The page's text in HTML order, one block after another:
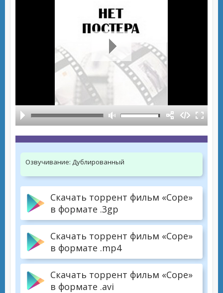
Озвучивание: Дублированный
Скачать торрент фильм «Cope»
в формате .3gp
Скачать торрент фильм «Cope»
в формате .mp4
Скачать торрент фильм «Cope»
в формате .avi